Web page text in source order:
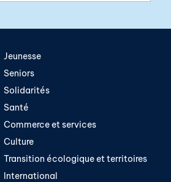
Jeunesse
Seniors
Solidarités
Santé
Commerce et services
Culture
Transition écologique et territoires​
International